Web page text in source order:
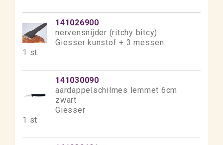
141026900
nervensnijder (ritchy bitcy)
Giesser kunstof + 3 messen
1 st
141030090
aardappelschilmes lemmet 6cm
zwart
Giesser
1 st